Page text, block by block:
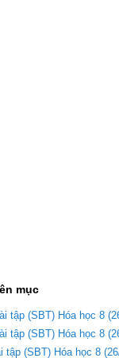
mục
tập (SBT) Hóa học 8
tập (SBT) Hóa học 8
tập (SBT) Hóa học 8